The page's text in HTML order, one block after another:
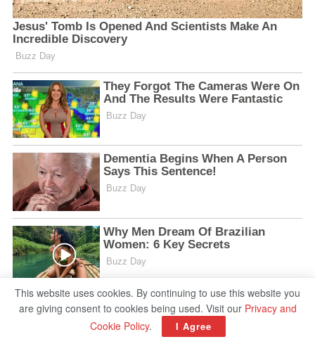
This website uses cookies. By continuing to use this website you
are giving consent to cookies being used. Visit our Privacy and
Cookie Policy. I Agree